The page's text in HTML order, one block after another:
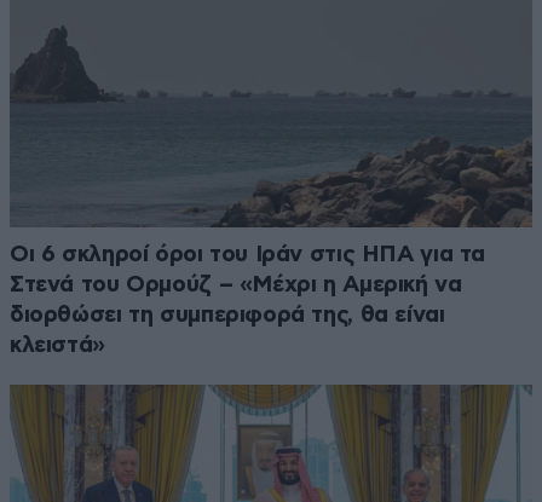
Οι 6 σκληροί όροι του Ιράν στις ΗΠΑ για τα
Στενά του Ορμούζ – «Μέχρι η Αμερική να
διορθώσει τη συμπεριφορά της, θα είναι
κλειστά»